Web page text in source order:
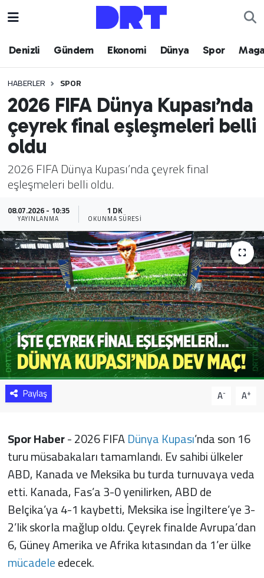
Denizli Gündem Ekonomi Dünya Spor
HABERLER SPOR
2026 FIFA Dünya Kupası’nda
çeyrek final eşleşmeleri belli
oldu
2026 FIFA Dünya Kupası’nda çeyrek final
eşleşmeleri belli oldu.
08.07.2026 - 10:35
YAYINLANMA
1 DK
OKUNMA SÜRESI
Paylaş A- A+
Spor Haber- 2026 FIFADünya Kupası’nda son 16
turu müsabakaları tamamlandı. Ev sahibi ülkeler
ABD, Kanada ve Meksika bu turda turnuvaya veda
etti. Kanada, Fas’a 3-0 yenilirken, ABD de
Belçika’ya 4-1 kaybetti, Meksika ise İngiltere’ye 3-
2’lik skorla mağlup oldu. Çeyrek finalde Avrupa’dan
6, Güney Amerika ve Afrika kıtasından da 1’er ülke
mücadeleedecek.
Denizli
Ekonomi
Dünya
Spor
Magazin
Teknoloji
Yaşam
Sağlık
Yazarlar
Resmi İlan
Resmi Reklam
Hava Durumu
Puan Durumu ve Fikstür
Tüm Manşetler
Son Dakika Haberleri
Haber Arşivi